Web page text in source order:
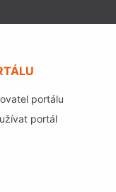
portálu
portál